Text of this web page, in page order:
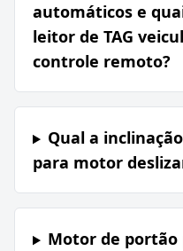
automáticos e
leitor de TAG
controle remoto?
Qual a
para motor
Motor de portão